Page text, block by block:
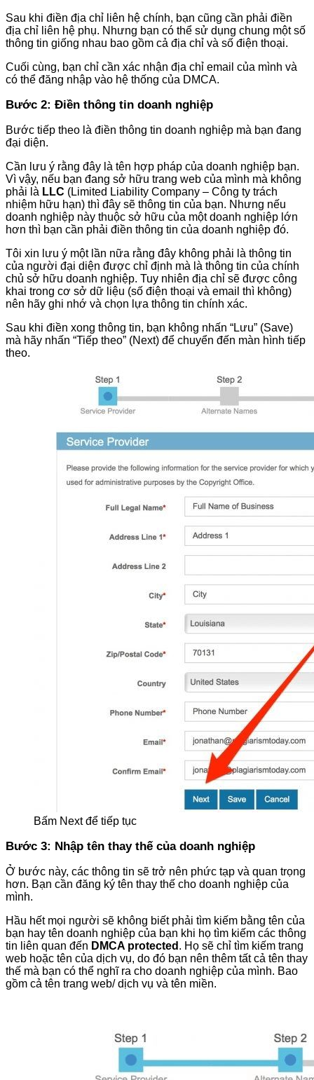
Sau khi điền địa chỉ liên hệ chính, bạn cũng cần phải điền
địa chỉ liên hệ phụ. Nhưng bạn có thể sử dụng chung một số
thông tin giống nhau bao gồm cả địa chỉ và số điện thoại.
Cuối cùng, bạn chỉ cần xác nhận địa chỉ email của mình và
có thể đăng nhập vào hệ thống của DMCA.
Bước 2: Điền thông tin doanh nghiệp
Bước tiếp theo là điền thông tin doanh nghiệp mà bạn đang
đại diện.
Cần lưu ý rằng đây là tên hợp pháp của doanh nghiệp bạn.
Vì vậy, nếu bạn đang sở hữu trang web của mình mà không
phải là LLC (Limited Liability Company – Công ty trách
nhiệm hữu hạn) thì đây sẽ thông tin của bạn. Nhưng nếu
doanh nghiệp này thuộc sở hữu của một doanh nghiệp lớn
hơn thì bạn cần phải điền thông tin của doanh nghiệp đó.
Tôi xin lưu ý một lần nữa rằng đây không phải là thông tin
của người đại diện được chỉ định mà là thông tin của chính
chủ sở hữu doanh nghiệp. Tuy nhiên địa chỉ sẽ được công
khai trong cơ sở dữ liệu (số điện thoại và email thì không)
nên hãy ghi nhớ và chọn lựa thông tin chính xác.
Sau khi điền xong thông tin, bạn không nhấn “Lưu” (Save)
mà hãy nhấn “Tiếp theo” (Next) để chuyển đến màn hình tiếp
theo.
Bấm Next để tiếp tục
Bước 3: Nhập tên thay thế của doanh nghiệp
Ở bước này, các thông tin sẽ trở nên phức tạp và quan trọng
hơn. Bạn cần đăng ký tên thay thế cho doanh nghiệp của
mình.
Hầu hết mọi người sẽ không biết phải tìm kiếm bằng tên của
bạn hay tên doanh nghiệp của bạn khi họ tìm kiếm các thông
tin liên quan đến DMCA protected . Họ sẽ chỉ tìm kiếm trang
web hoặc tên của dịch vụ, do đó bạn nên thêm tất cả tên thay
thế mà bạn có thể nghĩ ra cho doanh nghiệp của mình. Bao
gồm cả tên trang web/ dịch vụ và tên miền.